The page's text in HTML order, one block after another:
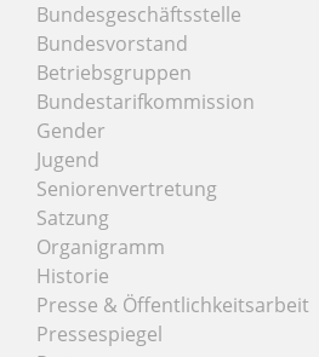
Bundesgeschäftsstelle
Bundesvorstand
Betriebsgruppen
Bundestarifkommission
Gender
Jugend
Seniorenvertretung
Satzung
Organigramm
Historie
Presse & Öffentlichkeitsarbeit
Pressespiegel